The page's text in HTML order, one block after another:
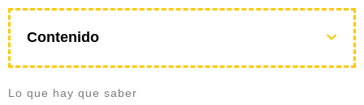
Contenido
Lo que hay que saber